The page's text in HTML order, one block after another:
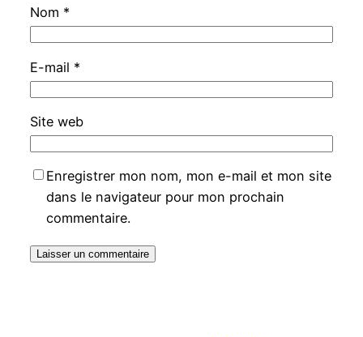
Nom *
E-mail *
Site web
Enregistrer mon nom, mon e-mail et mon site
dans le navigateur pour mon prochain
commentaire.